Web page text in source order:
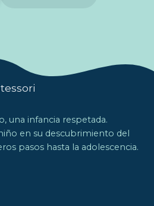
una infancia respetada.
en su descubrimiento del
pasos hasta la adolescencia.